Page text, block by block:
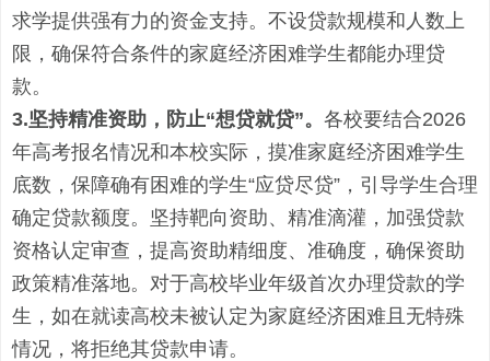
求学提供强有力的资金支持。 不设贷款规模和 人数上
限 ， 确保符合条件的家庭经济困难学生都能办理贷
款。
3.坚持精准资助，防止“想贷就贷”。 各校要结合2026
年高考报名情况和本校实际，摸准家庭经济困难学生
底数，保障确有困难的学生“应贷尽贷”，引导学生合理
确定贷款额度。坚持靶向资助、精准滴灌，加强贷款
资格认定审查，提高资助精细度、准确度，确保资助
政策精准落地。对于高校毕业年级首次办理贷款的学
生，如在就读高校未被认定为家庭经济困难且无特殊
情况，将拒绝其贷款申请。